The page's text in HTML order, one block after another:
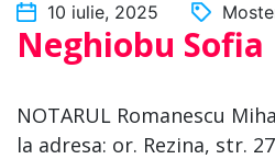
10 iulie, 2025
Neghiobu Sofia
NOTARUL Romanescu
la adresa: or. Rezina, str.